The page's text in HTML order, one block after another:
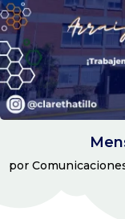
por